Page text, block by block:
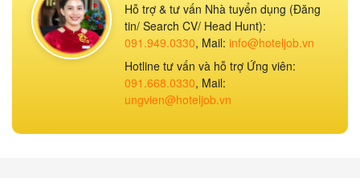
Hỗ trợ & tư vấn Nhà tuyển dụng (Đăng
tin/ Search CV/ Head Hunt):
091.949.0330, Mail: info@hoteljob.vn
Hotline tư vấn và hỗ trợ Ứng viên:
091.668.0330, Mail:
ungvien@hoteljob.vn